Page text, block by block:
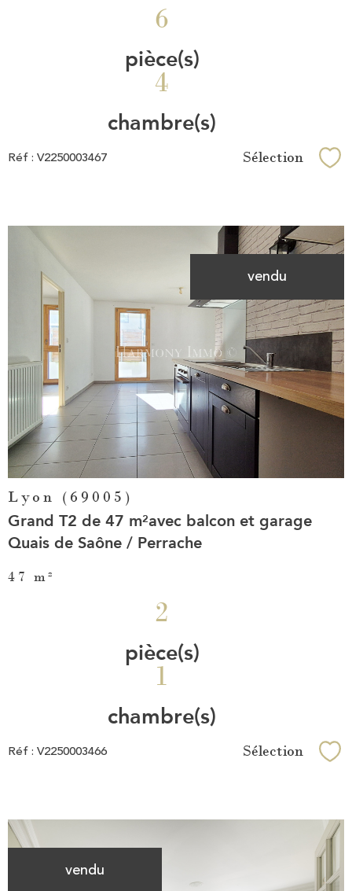
6
pièce(s)
4
chambre(s)
Réf : V2250003467 Sélection
vendu
Voir le
bien
Lyon (69005)
Grand T2 de 47 m²avec balcon et garage
Quais de Saône / Perrache
47 m²
2
pièce(s)
1
chambre(s)
Réf : V2250003466 Sélection
vendu